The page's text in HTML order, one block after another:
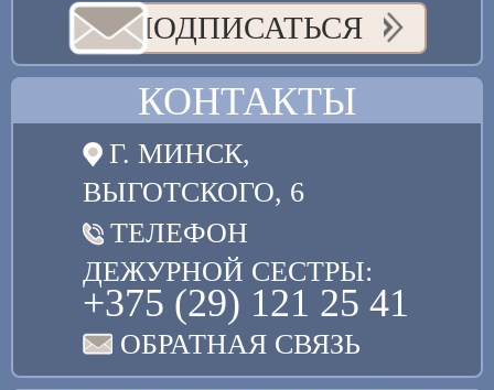
ПОДПИСАТЬСЯ
КОНТАКТЫ
Г. МИНСК,
ВЫГОТСКОГО, 6
ТЕЛЕФОН
ДЕЖУРНОЙ СЕСТРЫ:
+375 (29) 121 25 41
ОБРАТНАЯ СВЯЗЬ